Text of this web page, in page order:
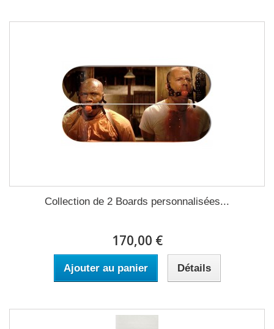
Collection de 2 Boards personnalisées...
170,00 €
Ajouter au panier Détails